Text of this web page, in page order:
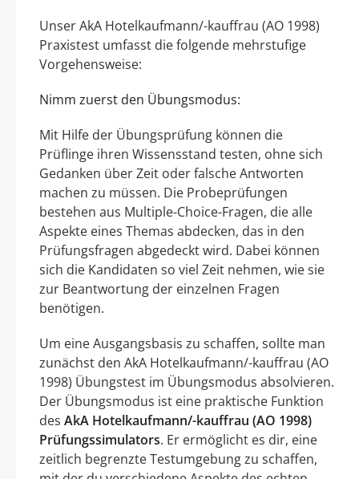
Unser AkA Hotelkaufmann/-kauffrau (AO 1998)
Praxistest umfasst die folgende mehrstufige
Vorgehensweise:
Nimm zuerst den Übungsmodus:
Mit Hilfe der Übungsprüfung können die
Prüflinge ihren Wissensstand testen, ohne sich
Gedanken über Zeit oder falsche Antworten
machen zu müssen. Die Probeprüfungen
bestehen aus Multiple-Choice-Fragen, die alle
Aspekte eines Themas abdecken, das in den
Prüfungsfragen abgedeckt wird. Dabei können
sich die Kandidaten so viel Zeit nehmen, wie sie
zur Beantwortung der einzelnen Fragen
benötigen.
Um eine Ausgangsbasis zu schaffen, sollte man
zunächst den AkA Hotelkaufmann/-kauffrau (AO
1998) Übungstest im Übungsmodus absolvieren.
Der Übungsmodus ist eine praktische Funktion
des AkA Hotelkaufmann/-kauffrau (AO 1998)
Prüfungssimulators. Er ermöglicht es dir, eine
zeitlich begrenzte Testumgebung zu schaffen,